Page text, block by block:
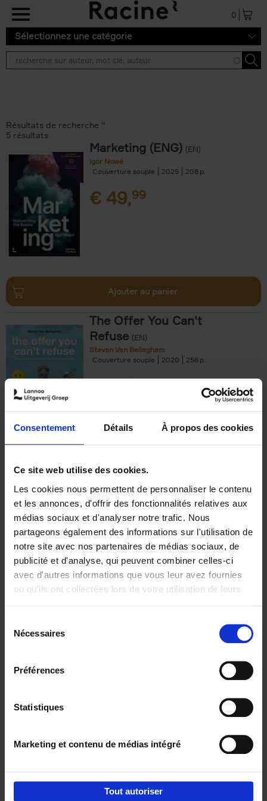
Consentement Détails À propos des cookies
Ce site web utilise des cookies.
Les cookies nous permettent de personnaliser le contenu
et les annonces, d'offrir des fonctionnalités relatives aux
médias sociaux et d'analyser notre trafic. Nous
partageons également des informations sur l'utilisation de
notre site avec nos partenaires de médias sociaux, de
publicité et d'analyse, qui peuvent combiner celles-ci
avec d'autres informations que vous leur avez fournies
ou qu'ils ont collectées lors de votre utilisation de leurs
Nécessaires
Préférences
Statistiques
Marketing et contenu de médias intégré
Tout autoriser
Aller au contenu principal
0
Sélectionnez une catégorie
Résultats de recherche ''
5 résultats
Marketing (ENG) (EN)
Igor Nowé
Couverture souple
2025 208
€ 49,99
Ajouter au panier
The Offer You Can't
Refuse (EN)
Steven Van Belleghem
Couverture souple
2020 256
€37,50
Building Bonds = Building
Business
Jochen Roef Jozefien De Feyter
Carolien Boom
Couverture souple
2025 200
€29,99
Digital marketing like a PRO -
completely revised edition (EN)